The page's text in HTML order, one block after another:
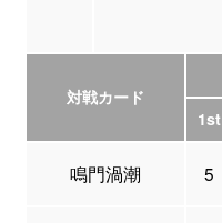
対戦カード
1st
鳴門渦潮 5